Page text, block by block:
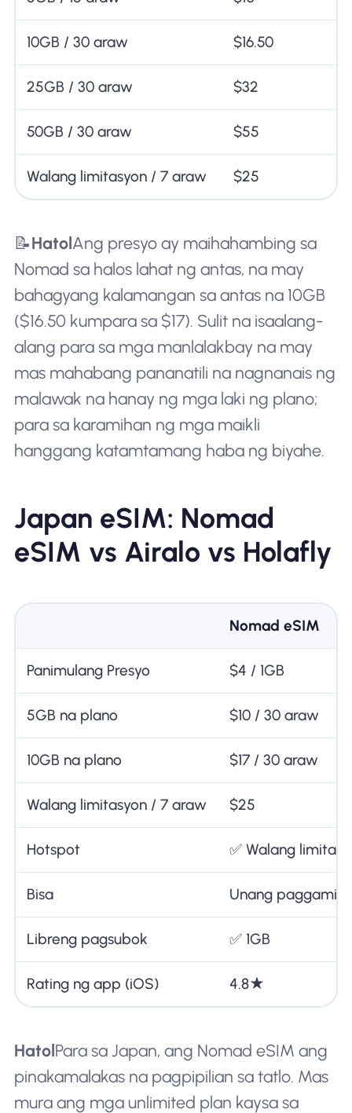
10GB / 30 araw $16.50
25GB / 30 araw $32
50GB / 30 araw $55
Walang limitasyon / 7 araw $25
📝HatolAng presyo ay maihahambing sa
Nomad sa halos lahat ng antas, na may
bahagyang kalamangan sa antas na 10GB
($16.50 kumpara sa $17). Sulit na isaalang-
alang para sa mga manlalakbay na may
mas mahabang pananatili na nagnanais ng
malawak na hanay ng mga laki ng plano;
para sa karamihan ng mga maikli
hanggang katamtamang haba ng biyahe.
Japan eSIM: Nomad
eSIM vs Airalo vs Holafly
Nomad eSIM
Panimulang Presyo $4 / 1GB
5GB na plano $10 / 30 araw
10GB na plano $17 / 30 araw
Walang limitasyon / 7 araw $25
Hotspot ✅ Walang
Bisa Unang paggamit
Libreng pagsubok ✅ 1GB
Rating ng app (iOS) 4.8★
HatolPara sa Japan, ang Nomad eSIM ang
pinakamalakas na pagpipilian sa tatlo. Mas
mura ang mga unlimited plan kaysa sa